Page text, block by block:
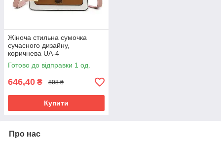
Жіноча стильна сумочка
сучасного дизайну,
коричнева UA-4
Готово до відправки 1 од.
646,40 ₴ 808 ₴
Купити
Про нас